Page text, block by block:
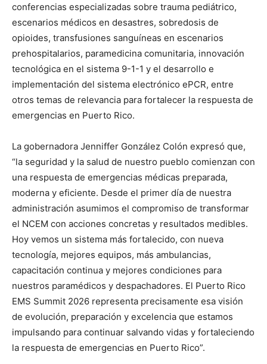
conferencias especializadas sobre trauma pediátrico,
escenarios médicos en desastres, sobredosis de
opioides, transfusiones sanguíneas en escenarios
prehospitalarios, paramedicina comunitaria, innovación
tecnológica en el sistema 9-1-1 y el desarrollo e
implementación del sistema electrónico ePCR, entre
otros temas de relevancia para fortalecer la respuesta de
emergencias en Puerto Rico.
La gobernadora Jenniffer González Colón expresó que,
“la seguridad y la salud de nuestro pueblo comienzan con
una respuesta de emergencias médicas preparada,
moderna y eficiente. Desde el primer día de nuestra
administración asumimos el compromiso de transformar
el NCEM con acciones concretas y resultados medibles.
Hoy vemos un sistema más fortalecido, con nueva
tecnología, mejores equipos, más ambulancias,
capacitación continua y mejores condiciones para
nuestros paramédicos y despachadores. El Puerto Rico
EMS Summit 2026 representa precisamente esa visión
de evolución, preparación y excelencia que estamos
impulsando para continuar salvando vidas y fortaleciendo
la respuesta de emergencias en Puerto Rico”.